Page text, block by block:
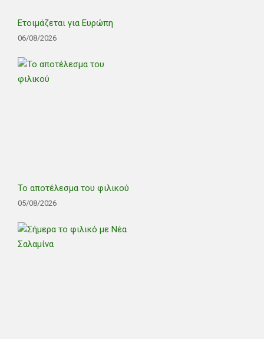
Ετοιμάζεται για Ευρώπη
06/08/2026
Το αποτέλεσμα του φιλικού
05/08/2026